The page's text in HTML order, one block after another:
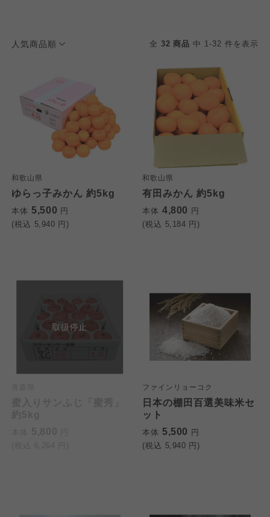
人気商品順 全 32 商品 中 1-32 件を表示
和歌山県
ゆらっ子みかん 約5kg
本体 5,500 円
(税込 5,940 円)
和歌山県
有田みかん 約5kg
本体 4,800 円
(税込 5,184 円)
取扱停止
ファインリョーコク
日本の棚田百選美味米セ
ット
本体 5,500 円
(税込 5,940 円)